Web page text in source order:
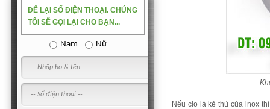
ĐỂ LẠI SỐ ĐIỆN THOẠI. CHÚNG
TÔI SẼ GỌI LẠI CHO BẠN...
Nam Nữ
Nếu clo là kẻ thù của inox